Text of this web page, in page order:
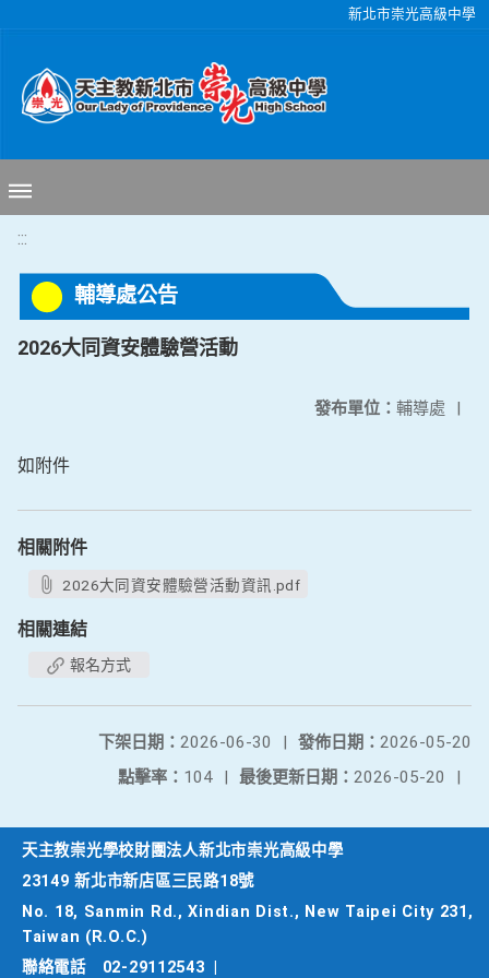
新北市崇光高級中學
:::
輔導處公告
2026大同資安體驗營活動
發布單位： 輔導處 |
如附件
相關附件
2026大同資安體驗營活動資訊.pdf
相關連結
報名方式
發佈日期： 2026-05-20
下架日期： 2026-06-30
|
最後更新日期： 2026-05-20 |
點擊率： 104 |
天主教崇光學校財團法人新北市崇光高級中學
23149 新北市新店區三民路18號
No. 18, Sanmin Rd., Xindian Dist., New Taipei City 231,
Taiwan (R.O.C.)
聯絡電話
02-29112543